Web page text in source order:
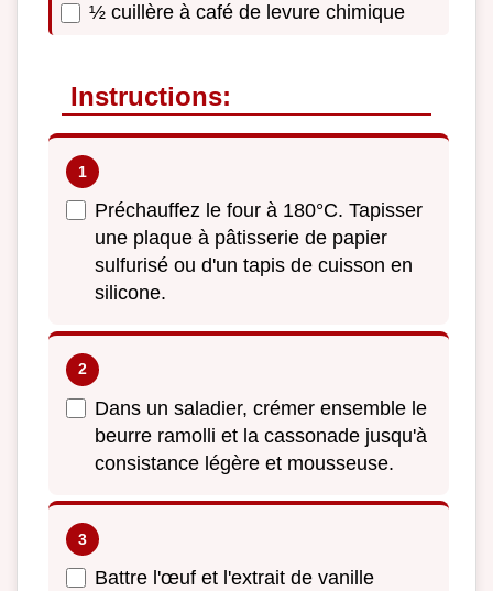
½ cuillère à café de levure chimique
Instructions:
Préchauffez le four à 180°C. Tapisser
une plaque à pâtisserie de papier
sulfurisé ou d'un tapis de cuisson en
silicone.
Dans un saladier, crémer ensemble le
beurre ramolli et la cassonade jusqu'à
consistance légère et mousseuse.
Battre l'œuf et l'extrait de vanille